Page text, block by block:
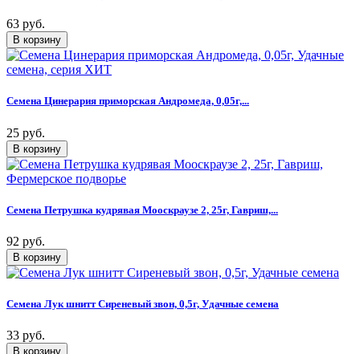
63 руб.
Семена Цинерария приморская Андромеда, 0,05г,...
25 руб.
Семена Петрушка кудрявая Мооскраузе 2, 25г, Гавриш,...
92 руб.
Семена Лук шнитт Сиреневый звон, 0,5г, Удачные семена
33 руб.